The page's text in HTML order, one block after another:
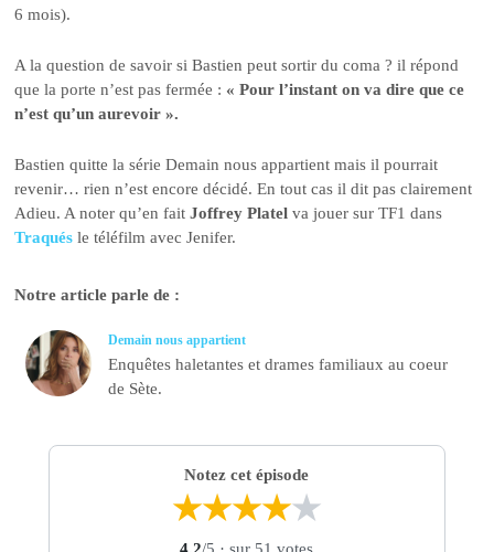
6 mois).
A la question de savoir si Bastien peut sortir du coma ? il répond
que la porte n’est pas fermée : « Pour l’instant on va dire que ce
n’est qu’un aurevoir ».
Bastien quitte la série Demain nous appartient mais il pourrait
revenir… rien n’est encore décidé. En tout cas il dit pas clairement
Adieu. A noter qu’en fait Joffrey Platelva jouer sur TF1 dans
Traqués le téléfilm avec Jenifer.
Notre article parle de :
Demain nous appartient
Enquêtes haletantes et drames familiaux au coeur
de Sète.
Notez cet épisode
★★★★★